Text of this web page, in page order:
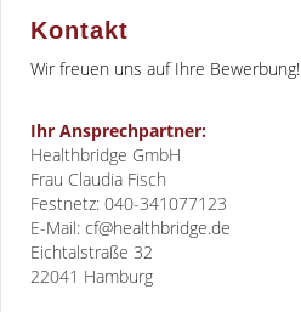
Kontakt
Wir freuen uns auf Ihre Bewerbung!
Ihr Ansprechpartner:
Healthbridge GmbH
Frau Claudia Fisch
Festnetz: 040-341077123
E-Mail: cf@healthbridge.de
Eichtalstraße 32
22041 Hamburg